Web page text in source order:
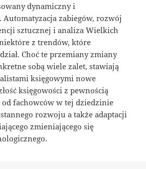
dynamiczny i
zabiegów, rozwój
sztucznej i analiza Wielkich
z trendów, które
Choć te przemiany zmiany
sobą wiele zalet, stawiają
księgowymi nowe
księgowości z pewnością
od fachowców w tej dziedzinie
rozwoju a także adaptacji
zmieniającego się